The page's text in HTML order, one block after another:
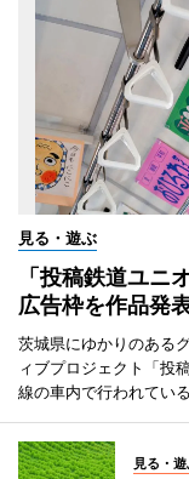
見る・遊ぶ
「投稿鉄道ユニ
広告枠を作品発
茨城県にゆかりのある
ィブプロジェクト「投
線の車内で行われている
見る・